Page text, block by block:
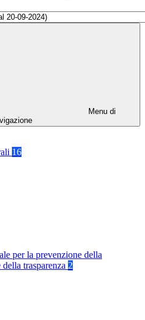
Menu di
16
per la prevenzione della
trasparenza 2